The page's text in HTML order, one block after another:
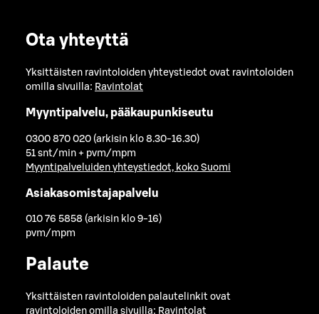
Ota yhteyttä
Yksittäisten ravintoloiden yhteystiedot ovat ravintoloiden
omilla sivuilla: Ravintolat
Myyntipalvelu, pääkaupunkiseutu
0300 870 020 (arkisin klo 8.30-16.30)
51 snt/min + pvm/mpm
Myyntipalveluiden yhteystiedot, koko Suomi
Asiakasomistajapalvelu
010 76 5858 (arkisin klo 9-16)
pvm/mpm
Palaute
Yksittäisten ravintoloiden palautelinkit ovat
ravintoloiden omilla sivuilla: Ravintolat